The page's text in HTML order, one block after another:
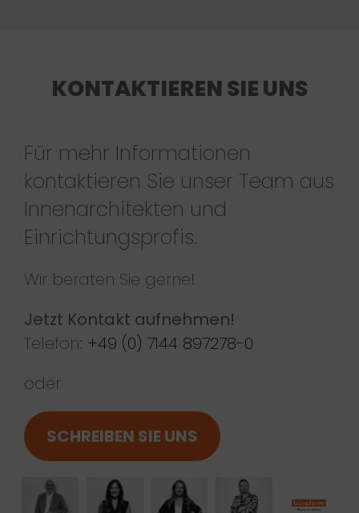
KONTAKTIEREN SIE UNS
Für mehr Informationen
kontaktieren Sie unser Team aus
Innenarchitekten und
Einrichtungsprofis.
Wir beraten Sie gerne!
Jetzt Kontakt aufnehmen!
Telefon: +49 (0) 7144 897278-0
oder
SCHREIBEN SIE UNS